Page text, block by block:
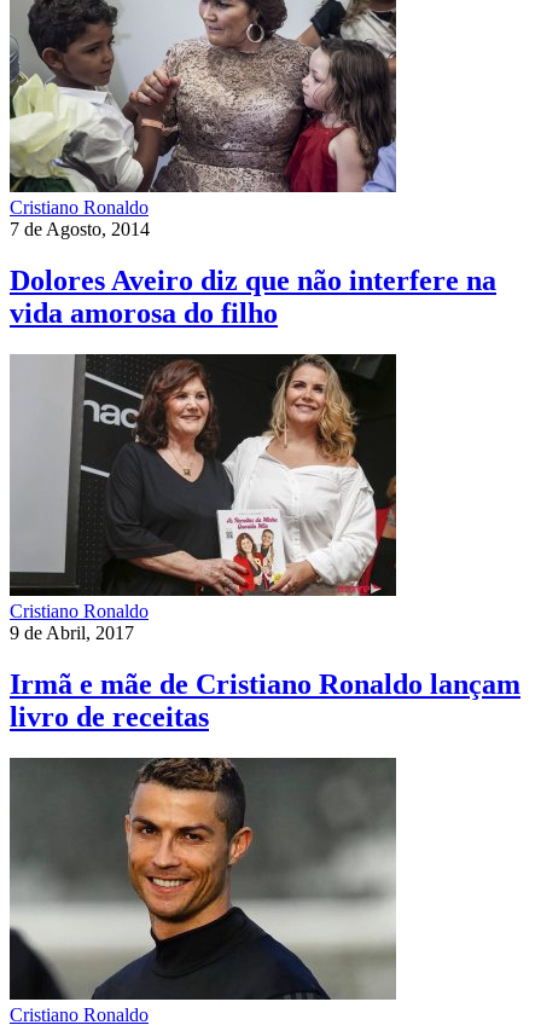
Cristiano Ronaldo
7 de Agosto, 2014
Dolores Aveiro diz que não interfere na
vida amorosa do filho
Cristiano Ronaldo
9 de Abril, 2017
Irmã e mãe de Cristiano Ronaldo lançam
livro de receitas
Cristiano Ronaldo